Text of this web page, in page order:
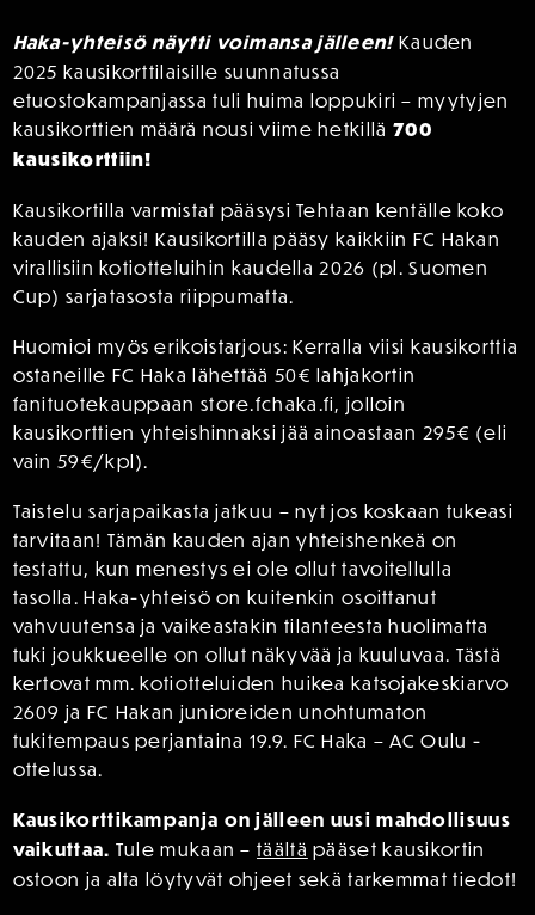
Haka-yhteisö näytti voimansa jälleen! Kauden
2025 kausikorttilaisille suunnatussa
etuostokampanjassa tuli huima loppukiri – myytyjen
kausikorttien määrä nousi viime hetkillä 700
kausikorttiin!
Kausikortilla varmistat pääsysi Tehtaan kentälle koko
kauden ajaksi! Kausikortilla pääsy kaikkiin FC Hakan
virallisiin kotiotteluihin kaudella 2026 (pl. Suomen
Cup) sarjatasosta riippumatta.
Huomioi myös erikoistarjous: Kerralla viisi kausikorttia
ostaneille FC Haka lähettää 50€ lahjakortin
fanituotekauppaan store.fchaka.fi, jolloin
kausikorttien yhteishinnaksi jää ainoastaan 295€ (eli
vain 59€/kpl).
Taistelu sarjapaikasta jatkuu – nyt jos koskaan tukeasi
tarvitaan! Tämän kauden ajan yhteishenkeä on
testattu, kun menestys ei ole ollut tavoitellulla
tasolla. Haka-yhteisö on kuitenkin osoittanut
vahvuutensa ja vaikeastakin tilanteesta huolimatta
tuki joukkueelle on ollut näkyvää ja kuuluvaa. Tästä
kertovat mm. kotiotteluiden huikea katsojakeskiarvo
2609 ja FC Hakan junioreiden unohtumaton
tukitempaus perjantaina 19.9. FC Haka – AC Oulu -
ottelussa.
Kausikorttikampanja on jälleen uusi mahdollisuus
vaikuttaa. Tule mukaan –täältä pääset kausikortin
ostoon ja alta löytyvät ohjeet sekä tarkemmat tiedot!